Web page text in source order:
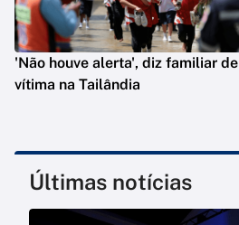
'Não houve alerta', diz familiar de
vítima na Tailândia
Últimas notícias